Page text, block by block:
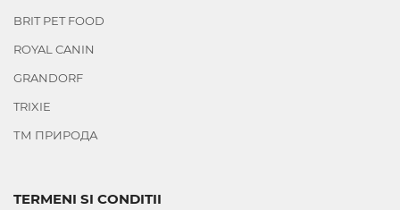
BRIT PET FOOD
ROYAL CANIN
GRANDORF
TRIXIE
ТМ ПРИРОДА
TERMENI SI CONDITII